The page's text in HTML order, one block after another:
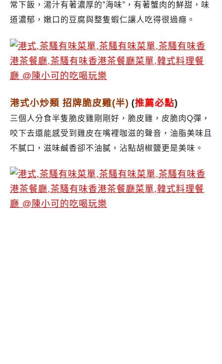
常下飯，湯汁有著濃厚的”海味”，有著蟹肉的鮮甜，味
道濃郁，嫩口的豆腐與整隻蝦仁讓人吃得很過癮。
港式小炒類 招牌脆皮雞(半) (推薦必點)
三個人分食半隻脆皮雞剛剛好， 脆皮雞，皮脆肉Q彈，
咬下去還能感受到雞皮在嘴裡咖滋的聲音，油脂美味且
不膩口， 滋味鹹香卻不油膩，沾點胡椒鹽更是美味。